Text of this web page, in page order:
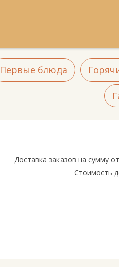
Первые блюда
Доставка заказов на сумму
Стоимость